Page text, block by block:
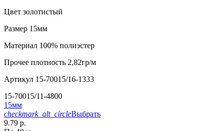
Цвет золотистый
Размер 15мм
Материал 100% полиэстер
Прочее плотность 2,82гр/м
Артикул 15-70015/16-1333
15-70015/11-4800
15мм
checkmark_alt_circleВыбрать
9.79 р.